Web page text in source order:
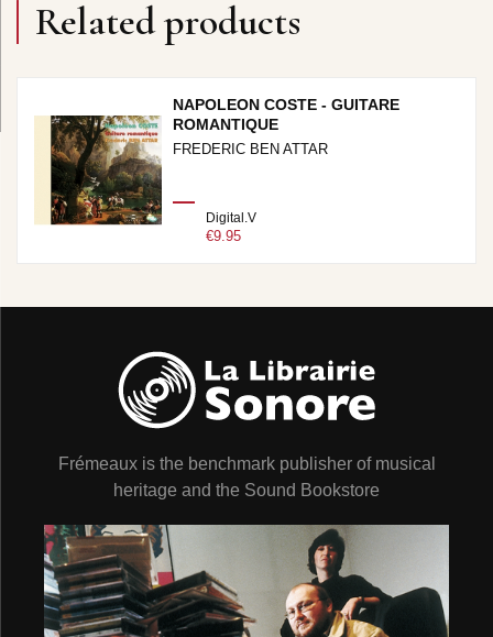
Related products
NAPOLEON COSTE - GUITARE
ROMANTIQUE
FREDERIC BEN ATTAR
Digital.V
€9.95
Frémeaux is the benchmark publisher of musical
heritage and the Sound Bookstore